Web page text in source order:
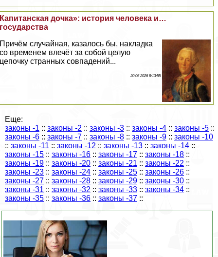
Капитанская дочка»: история человека и…
государства
Причём случайная, казалось бы, накладка
со временем влечёт за собой целую
цепочку странных совпадений...
20 06 2026 8:13:55
Еще:
законы -1 :: законы -2 :: законы -3 :: законы -4 :: законы -5 ::
законы -6 :: законы -7 :: законы -8 :: законы -9 :: законы -10
:: законы -11 :: законы -12 :: законы -13 :: законы -14 ::
законы -15 :: законы -16 :: законы -17 :: законы -18 ::
законы -19 :: законы -20 :: законы -21 :: законы -22 ::
законы -23 :: законы -24 :: законы -25 :: законы -26 ::
законы -27 :: законы -28 :: законы -29 :: законы -30 ::
законы -31 :: законы -32 :: законы -33 :: законы -34 ::
законы -35 :: законы -36 :: законы -37 ::